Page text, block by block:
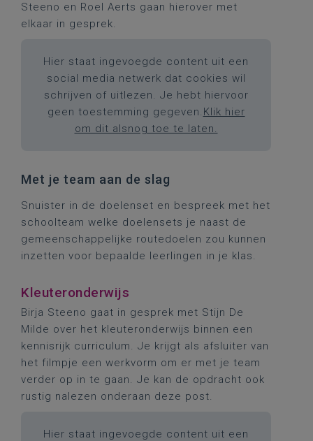
Steeno en Roel Aerts gaan hierover met
elkaar in gesprek.
Hier staat ingevoegde content uit een
social media netwerk dat cookies wil
schrijven of uitlezen. Je hebt hiervoor
geen toestemming gegeven. Klik hier
om dit alsnog toe te laten.
Met je team aan de slag
Snuister in de doelenset en bespreek met het
schoolteam welke doelensets je naast de
gemeenschappelijke routedoelen zou kunnen
inzetten voor bepaalde leerlingen in je klas.
Kleuteronderwijs
Birja Steeno gaat in gesprek met Stijn De
Milde over het kleuteronderwijs binnen een
kennisrijk curriculum. Je krijgt als afsluiter van
het filmpje een werkvorm om er met je team
verder op in te gaan. Je kan de opdracht ook
rustig nalezen onderaan deze post.
Hier staat ingevoegde content uit een